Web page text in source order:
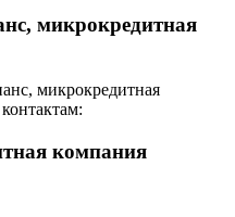
микрокредитная
микрокредитная
компания